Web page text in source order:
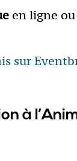
en ligne
sur
à